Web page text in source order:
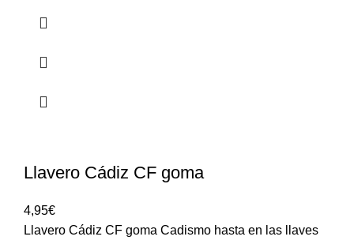
Llavero Cádiz CF goma
4,95€
Llavero Cádiz CF goma Cadismo hasta en las llaves